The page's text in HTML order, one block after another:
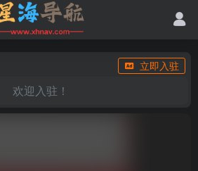
立即入驻
欢迎入驻！